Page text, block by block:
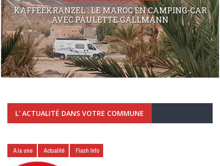
KAFFEEKRANZEL : LE MAROC EN CAMPING-CAR
AVEC PAULETTE GALLMANN
L' ACTUALITÉ DANS VOTRE COMMUNE
A la une Actualité Flash Info